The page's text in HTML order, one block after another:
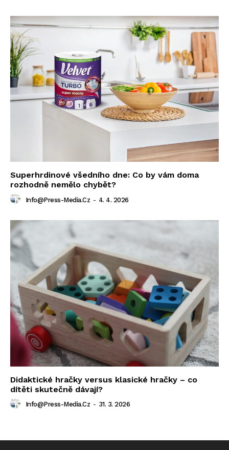
Superhrdinové všedního dne: Co by vám doma
rozhodně nemělo chybět?
Info@press-Media.cz - 4. 4. 2026
Didaktické hračky versus klasické hračky – co
dítěti skutečně dávají?
Info@press-Media.cz - 31. 3. 2026